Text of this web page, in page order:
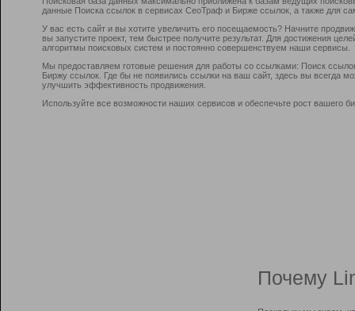
данные Поиска ссылок в сервисах СеоТраф и Бирже ссылок, а также для
У вас есть сайт и вы хотите увеличить его посещаемость? Начните
вы запустите проект, тем быстрее получите результат. Для достижения
алгоритмы поисковых систем и постоянно совершенствуем наши сервисы.
Мы предоставляем готовые решения для работы со ссылками: Поиск
Биржу ссылок. Где бы не появились ссылки на ваш сайт, здесь вы всегда
улучшить эффективность продвижения.
Используйте все возможности наших сервисов и обеспечьте рост вашего
Почему